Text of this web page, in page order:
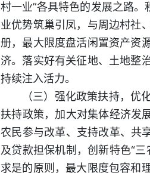
村一业”各具特色的发展之路
业优势筑巢引凤，与周边村社
册，最大限度盘活闲置资产资
济。落实好有关征地、土地整
持续注入活力。
（三）强化政策扶持，
扶持政策，加大对集体经济发
农民参与改革、支持改革、共
及贷款担保机制，创新特色“
求是的原则，最大限度包容和